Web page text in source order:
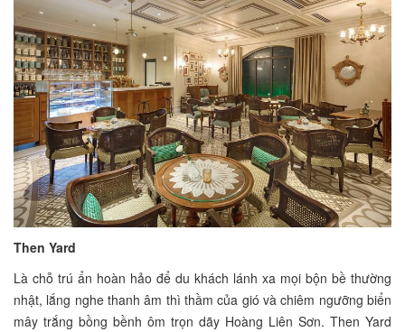
Then Yard
Là chỗ trú ẩn hoàn hảo để du khách lánh xa mọi bộn bề thường
nhật, lắng nghe thanh âm thì thầm của gió và chiêm ngưỡng biển
mây trắng bồng bềnh ôm trọn dãy Hoàng Liên Sơn. Then Yard